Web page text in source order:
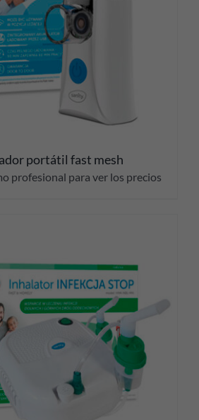
portátil fast mesh
profesional para ver los precios